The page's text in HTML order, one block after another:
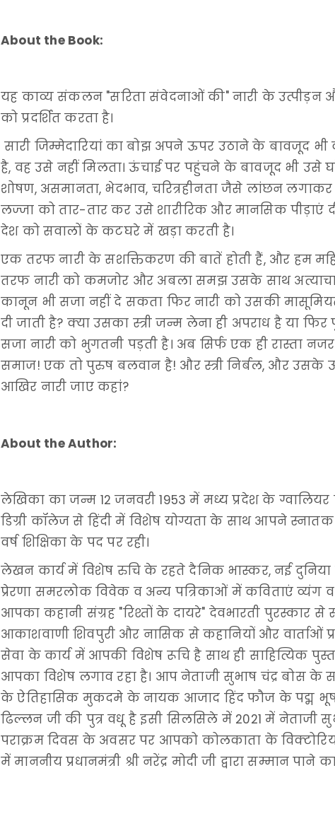
About the Book:
यह काव्य संकलन "सरिता संवेदनाओं की" नारी के उत्पीड़न
को प्रदर्शित करता है।
सारी जिम्मेदारियां का बोझ अपने ऊपर उठाने के बावजूद
है, वह उसे नहीं मिलता। ऊंचाई पर पहुंचने के बावजूद भी उसे
शोषण, असमानता, भेदभाव, चरित्रहीनता जैसे लांछन लगाकर
लज्जा को तार-तार कर उसे शारीरिक और मानसिक पीड़ाएं
देश को सवालों के कटघरे में खड़ा करती है।
एक तरफ नारी के सशक्तिकरण की बातें होती हैं, और हम
तरफ नारी को कमजोर और अबला समझ उसके साथ अत्याचार
कानून भी सजा नहीं दे सकता फिर नारी को उसकी
दी जाती है? क्या उसका स्त्री जन्म लेना ही अपराध है या
सजा नारी को भुगतनी पड़ती है। अब सिर्फ एक ही रास्ता नजर
समाज! एक तो पुरुष बलवान है! और स्त्री निर्बल, और उसके
आखिर नारी जाए कहां?
About the Author:
लेखिका का जन्म 12 जनवरी 1953 में मध्य प्रदेश के
डिग्री कॉलेज से हिंदी में विशेष योग्यता के साथ आपने स्नातक
वर्ष शिक्षिका के पद पर रही।
लेखन कार्य में विशेष रुचि के रहते दैनिक भास्कर, नई दुनिया
प्रेरणा समरलोक विवेक व अन्य पत्रिकाओं में कविताएं व्यंग
आपका कहानी संग्रह "रिश्तों के दायरे" देवभारती पुरस्कार से
आकाशवाणी शिवपुरी और नासिक से कहानियों और वार्ताओं
सेवा के कार्य में आपकी विशेष रूचि है साथ ही साहित्यिक
आपका विशेष लगाव रहा है। आप नेताजी सुभाष चंद्र बोस के
के ऐतिहासिक मुकदमे के नायक आजाद हिंद फौज के पद्म
ढिल्लन जी की पुत्र वधू है इसी सिलसिले में 2021 में नेताजी
पराक्रम दिवस के अवसर पर आपको कोलकाता के
में माननीय प्रधानमंत्री श्री नरेंद्र मोदी जी द्वारा सम्मान पाने